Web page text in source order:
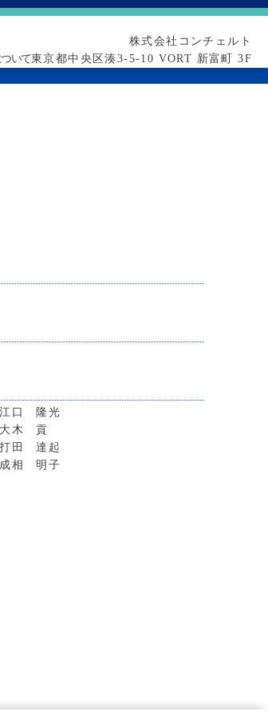
いて
株式会社コンチェルト
東京都中央区湊3-5-10 VORT 新富町 3F
江口 隆光
大木 貢
打田 達起
成相 明子